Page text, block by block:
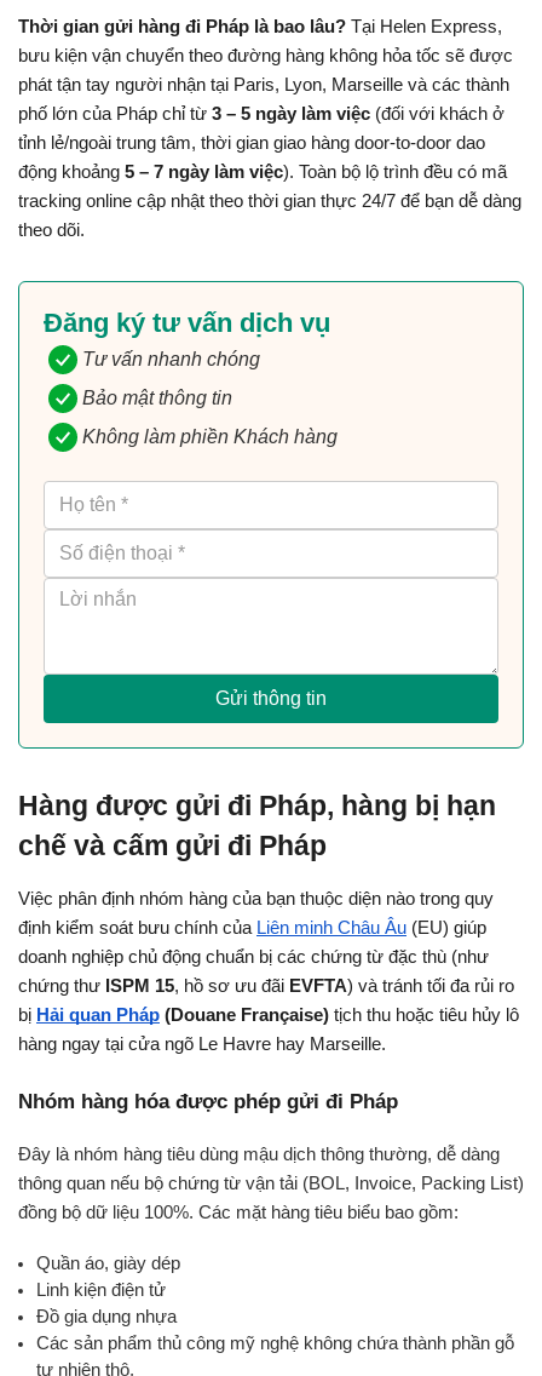
Thời gian gửi hàng đi Pháp là bao lâu? Tại Helen Express,
bưu kiện vận chuyển theo đường hàng không hỏa tốc sẽ được
phát tận tay người nhận tại Paris, Lyon, Marseille và các thành
phố lớn của Pháp chỉ từ 3 – 5 ngày làm việc (đối với khách ở
tỉnh lẻ/ngoài trung tâm, thời gian giao hàng door-to-door dao
động khoảng 5 – 7 ngày làm việc). Toàn bộ lộ trình đều có mã
tracking online cập nhật theo thời gian thực 24/7 để bạn dễ dàng
theo dõi.
Đăng ký tư vấn dịch vụ
Tư vấn nhanh chóng
Bảo mật thông tin
Không làm phiền Khách hàng
Gửi thông tin
Hàng được gửi đi Pháp, hàng bị hạn
chế và cấm gửi đi Pháp
Việc phân định nhóm hàng của bạn thuộc diện nào trong quy
định kiểm soát bưu chính của Liên minh Châu Âu (EU) giúp
doanh nghiệp chủ động chuẩn bị các chứng từ đặc thù (như
chứng thư ISPM 15, hồ sơ ưu đãi EVFTA) và tránh tối đa rủi ro
bị Hải quan Pháp (Douane Française) tịch thu hoặc tiêu hủy lô
hàng ngay tại cửa ngõ Le Havre hay Marseille.
Nhóm hàng hóa được phép gửi đi Pháp
Đây là nhóm hàng tiêu dùng mậu dịch thông thường, dễ dàng
thông quan nếu bộ chứng từ vận tải (BOL, Invoice, Packing List)
đồng bộ dữ liệu 100%. Các mặt hàng tiêu biểu bao gồm:
Quần áo, giày dép
Linh kiện điện tử
Đồ gia dụng nhựa
Các sản phẩm thủ công mỹ nghệ không chứa thành phần gỗ
tự nhiên thô.